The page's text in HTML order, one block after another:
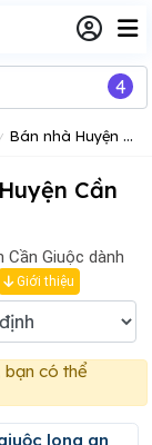
Bán nhà Huyện Cần Giuộc
Cần
Cần Giuộc dành
Giới thiệu
bạn có thể
long an
4